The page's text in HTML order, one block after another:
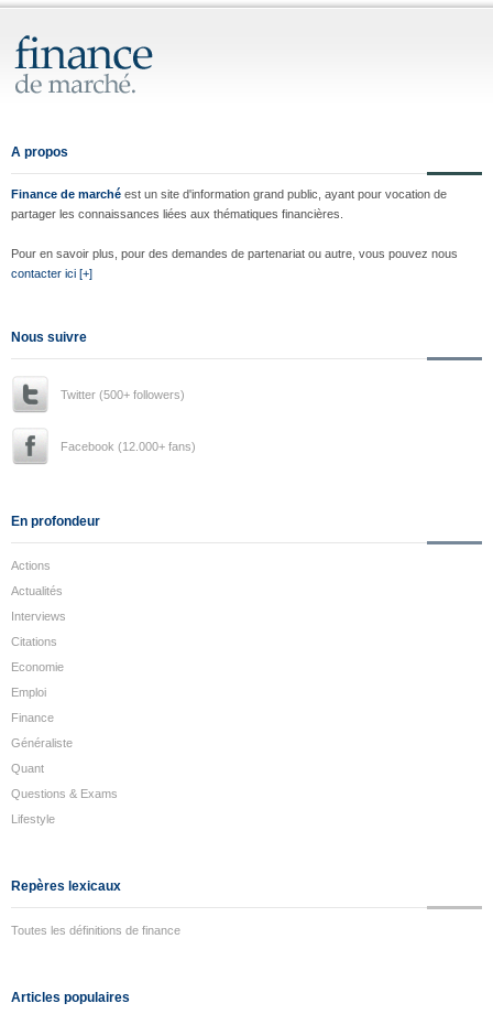
A propos
Finance de marché est un site d'information grand public, ayant pour vocation de
partager les connaissances liées aux thématiques financières.
Pour en savoir plus, pour des demandes de partenariat ou autre, vous pouvez nous
contacter ici [+]
Nous suivre
Twitter (500+ followers)
Facebook (12.000+ fans)
En profondeur
Actions
Actualités
Interviews
Citations
Economie
Emploi
Finance
Généraliste
Quant
Questions & Exams
Lifestyle
Repères lexicaux
Toutes les définitions de finance
Articles populaires